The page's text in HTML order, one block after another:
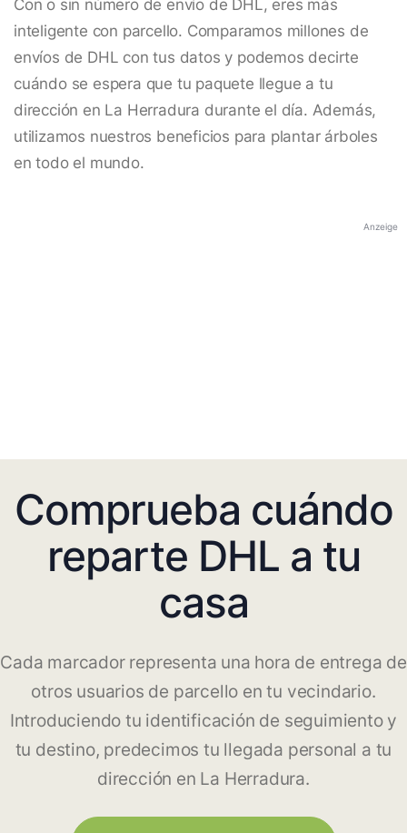
Con o sin número de envío de DHL, eres más
inteligente con parcello. Comparamos millones de
envíos de DHL con tus datos y podemos decirte
cuándo se espera que tu paquete llegue a tu
dirección en La Herradura durante el día. Además,
utilizamos nuestros beneficios para plantar árboles
en todo el mundo.
Anzeige
Comprueba cuándo
reparte DHL a tu
casa
Cada marcador representa una hora de entrega de
otros usuarios de parcello en tu vecindario.
Introduciendo tu identificación de seguimiento y
tu destino, predecimos tu llegada personal a tu
dirección en La Herradura.